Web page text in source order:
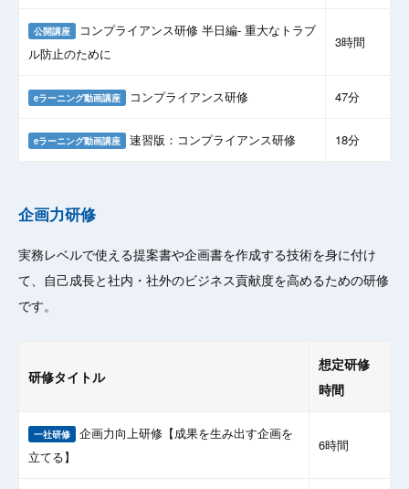
公開講座 コンプライアンス研修 半日編- 重大なトラブ
ル防止のために
3時間
eラーニング動画講座 コンプライアンス研修 47分
eラーニング動画講座 速習版：コンプライアンス研修 18分
企画力研修
実務レベルで使える提案書や企画書を作成する技術を身に付け
て、自己成長と社内・社外のビジネス貢献度を高めるための研修
です。
研修タイトル
想定研修
時間
一社研修 企画力向上研修【成果を生み出す企画を
立てる】
6時間